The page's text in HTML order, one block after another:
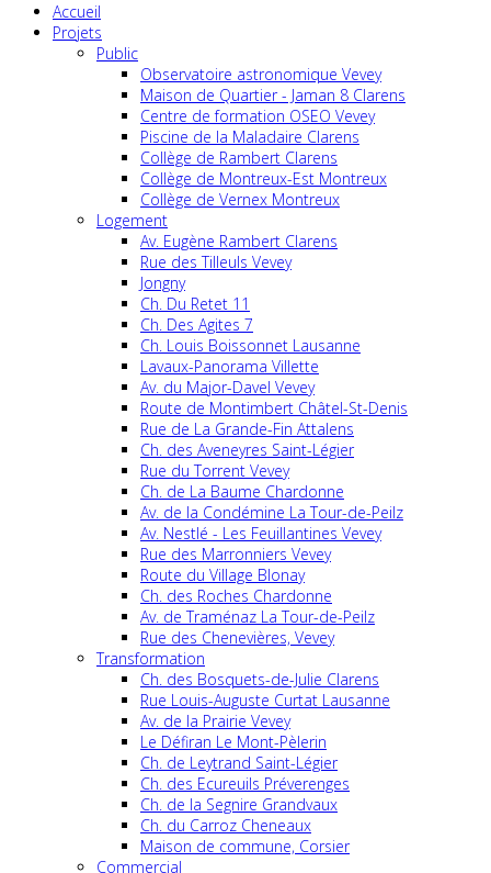
Accueil
Projets
Public
Observatoire astronomique Vevey
Maison de Quartier - Jaman 8 Clarens
Centre de formation OSEO Vevey
Piscine de la Maladaire Clarens
Collège de Rambert Clarens
Collège de Montreux-Est Montreux
Collège de Vernex Montreux
Logement
Av. Eugène Rambert Clarens
Rue des Tilleuls Vevey
Jongny
Ch. Du Retet 11
Ch. Des Agites 7
Ch. Louis Boissonnet Lausanne
Lavaux-Panorama Villette
Av. du Major-Davel Vevey
Route de Montimbert Châtel-St-Denis
Rue de La Grande-Fin Attalens
Ch. des Aveneyres Saint-Légier
Rue du Torrent Vevey
Ch. de La Baume Chardonne
Av. de la Condémine La Tour-de-Peilz
Av. Nestlé - Les Feuillantines Vevey
Rue des Marronniers Vevey
Route du Village Blonay
Ch. des Roches Chardonne
Av. de Traménaz La Tour-de-Peilz
Rue des Chenevières, Vevey
Transformation
Ch. des Bosquets-de-Julie Clarens
Rue Louis-Auguste Curtat Lausanne
Av. de la Prairie Vevey
Le Défiran Le Mont-Pèlerin
Ch. de Leytrand Saint-Légier
Ch. des Ecureuils Préverenges
Ch. de la Segnire Grandvaux
Ch. du Carroz Cheneaux
Maison de commune, Corsier
Commercial